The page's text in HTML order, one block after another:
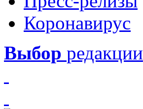
Коронавирус
Выбор редакции